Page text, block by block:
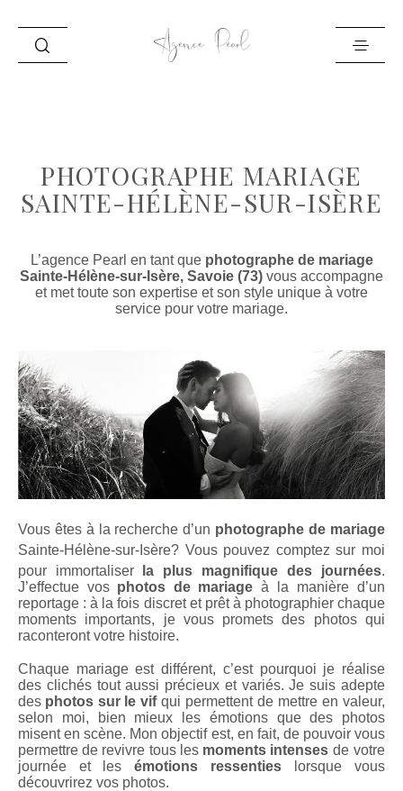
PORTFOLIO
BLOG
PHOTOGRAPHE MARIAGE
SAINTE-HÉLÈNE-SUR-ISÈRE
L’agence Pearl en tant que photographe de mariage
Sainte-Hélène-sur-Isère, Savoie (73) vous accompagne
et met toute son expertise et son style unique à votre
service pour votre mariage.
Vous êtes à la recherche d’un photographe de mariage
Sainte-Hélène-sur-Isère? Vous pouvez comptez sur moi
pour immortaliser
la plus magnifique des journées.
J’effectue vos photos de mariage à la manière d’un
reportage : à la fois discret et prêt à photographier chaque
moments importants, je vous promets des photos qui
raconteront votre histoire.
Chaque mariage est différent, c’est pourquoi je réalise
des clichés tout aussi précieux et variés. Je suis adepte
des photos sur le vifqui permettent de mettre en valeur,
selon moi, bien mieux les émotions que des photos
misent en scène. Mon objectif est, en fait, de pouvoir vous
permettre de revivre tous les moments intenses de votre
journée et les émotions ressenties lorsque vous
découvrirez vos photos.